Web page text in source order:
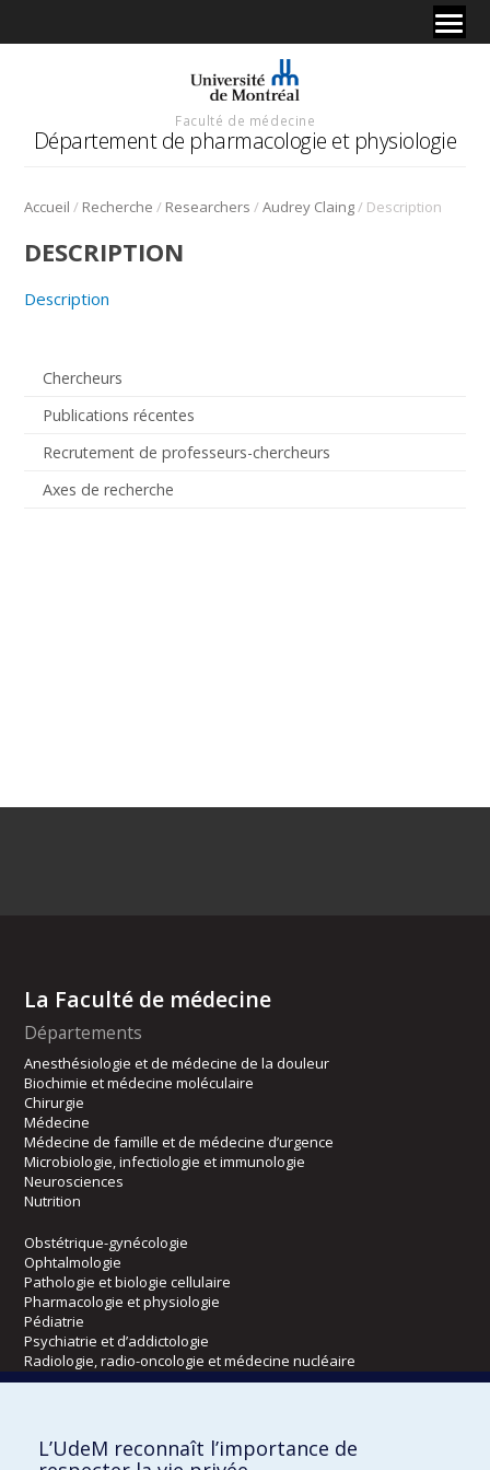
Faculté de médecine
Département de pharmacologie et physiologie
Accueil / Recherche / Researchers /Audrey Claing/ Description
Chercheurs
Publications récentes
Recrutement de professeurs-chercheurs
Axes de recherche
DESCRIPTION
Description
La Faculté de médecine
Départements
Anesthésiologie et de médecine de la douleur
Biochimie et médecine moléculaire
Chirurgie
Médecine
Médecine de famille et de médecine d’urgence
Microbiologie, infectiologie et immunologie
Neurosciences
Nutrition
Obstétrique-gynécologie
Ophtalmologie
Pathologie et biologie cellulaire
Pharmacologie et physiologie
Pédiatrie
Psychiatrie et d’addictologie
Radiologie, radio-oncologie et médecine nucléaire
Kinésiologie et des sciences de l’activité physique
L’UdeM reconnaît l’importance de